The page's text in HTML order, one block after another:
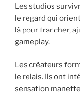
Les studios
le regard qui
là pour trancher,
gameplay.
Les créateurs
le relais. Ils ont
sensation